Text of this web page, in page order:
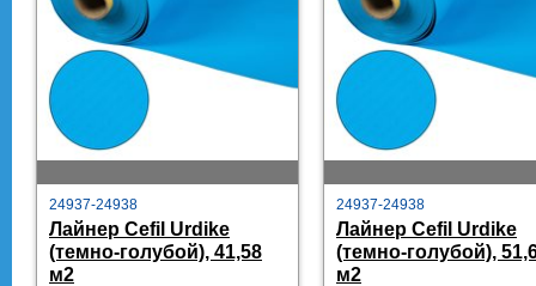
24937-24938
Лайнер Cefil Urdike
(темно-голубой), 41,58
м2
24937-24938
Лайнер Cefil Urdike
(темно-голубой),
м2